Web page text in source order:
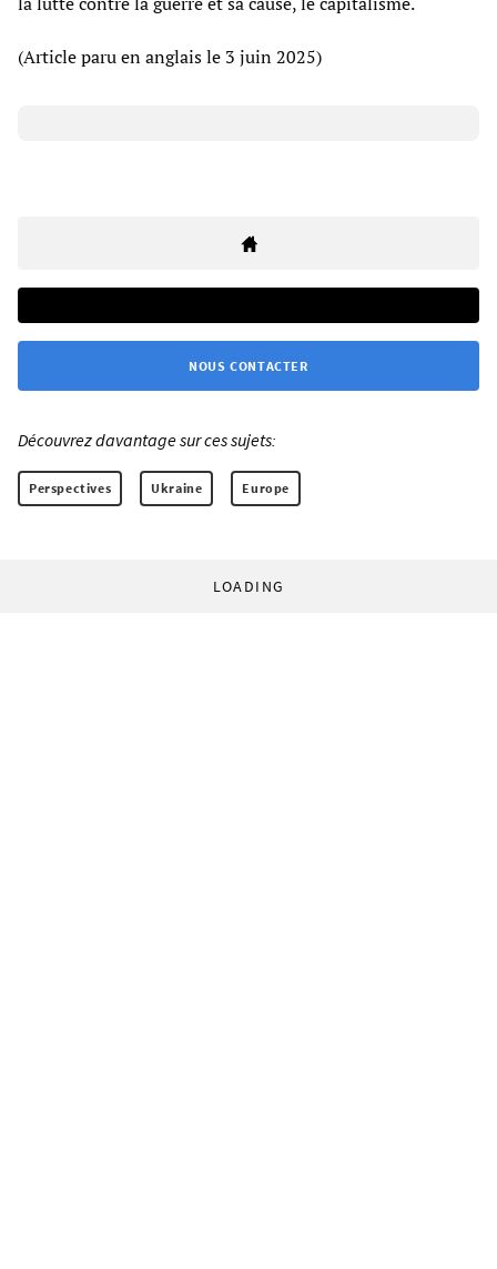
(Article paru en anglais le 3 juin 2025)
NOUS CONTACTER
Découvrez davantage sur ces sujets:
Perspectives Ukraine Europe
LOADING